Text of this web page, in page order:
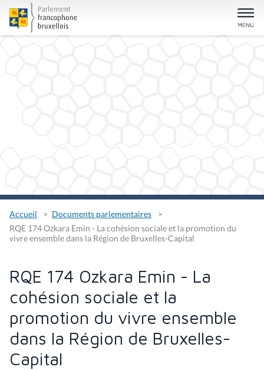
Accueil
Documents parlementaires
RQE 174 Ozkara Emin - La cohésion sociale et la promotion du
vivre ensemble dans la Région de Bruxelles-Capital
RQE 174 Ozkara Emin - La
cohésion sociale et la
promotion du vivre ensemble
dans la Région de Bruxelles-
Capital